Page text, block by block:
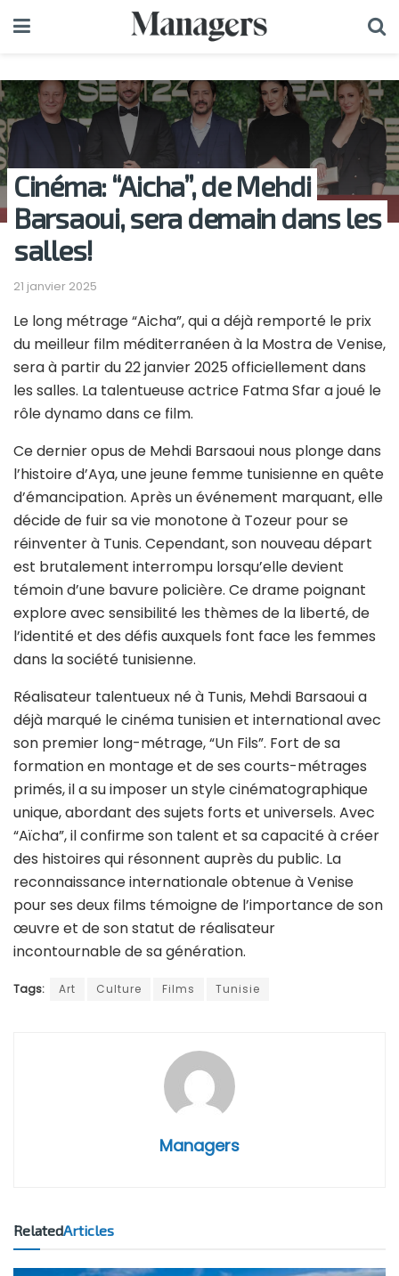
Cinéma: “Aicha”, de Mehdi
Barsaoui, sera demain dans les
salles!
21 janvier 2025
Le long métrage “Aicha”, qui a déjà remporté le prix
du meilleur film méditerranéen à la Mostra de Venise,
sera à partir du 22 janvier 2025 officiellement dans
les salles. La talentueuse actrice Fatma Sfar a joué le
rôle dynamo dans ce film.
Ce dernier opus de Mehdi Barsaoui nous plonge dans
l’histoire d’Aya, une jeune femme tunisienne en quête
d’émancipation. Après un événement marquant, elle
décide de fuir sa vie monotone à Tozeur pour se
réinventer à Tunis. Cependant, son nouveau départ
est brutalement interrompu lorsqu’elle devient
témoin d’une bavure policière. Ce drame poignant
explore avec sensibilité les thèmes de la liberté, de
l’identité et des défis auxquels font face les femmes
dans la société tunisienne.
Réalisateur talentueux né à Tunis, Mehdi Barsaoui a
déjà marqué le cinéma tunisien et international avec
son premier long-métrage, “Un Fils”. Fort de sa
formation en montage et de ses courts-métrages
primés, il a su imposer un style cinématographique
unique, abordant des sujets forts et universels. Avec
“Aïcha”, il confirme son talent et sa capacité à créer
des histoires qui résonnent auprès du public. La
reconnaissance internationale obtenue à Venise
pour ses deux films témoigne de l’importance de son
œuvre et de son statut de réalisateur
incontournable de sa génération.
Tags: Art Culture Films Tunisie
Managers
RelatedArticles